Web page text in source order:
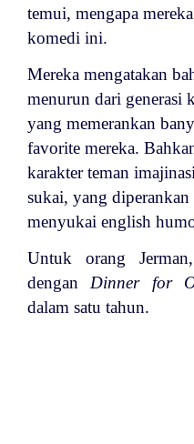
temui, mengapa
komedi ini.
Mereka mengatakan
menurun dari generasi
yang memerankan
favorite mereka.
karakter teman
sukai, yang diperankan
menyukai english
Untuk orang
dengan Dinner for
dalam satu tahun.